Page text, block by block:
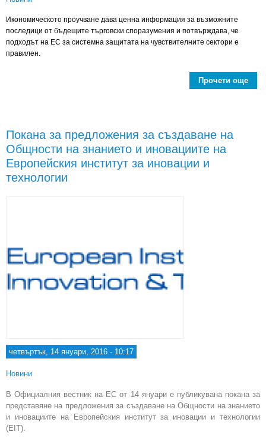
Икономическото проучване дава ценна информация за възможните
последици от бъдещите търговски споразумения и потвърждава, че
подходът на ЕС за системна защитата на чувствителните сектори е
правилен.
Прочети още
Покана за предложения за създаване на
Общности на знанието и иновациите на
Европейския институт за иновации и
технологии
четвъртък, 14 януари, 2016 - 10:17
Новини
В Официалния вестник на ЕС от 14 януари е публикувана покана за
представяне на предложения за създаване на Общности на знанието
и иновациите на Европейския институт за иновации и технологии
(EIT).